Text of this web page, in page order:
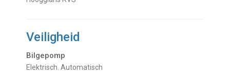
Veiligheid
Bilgepomp
Elektrisch. Automatisch